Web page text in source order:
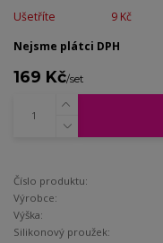
Ušetříte
9 Kč
Nejsme plátci DPH
169 Kč/set
Číslo produktu:
Výrobce:
Výška:
Silikonový proužek: